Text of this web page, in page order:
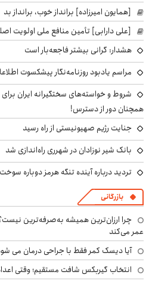
[همایون امیرزاده] برانداز خوب، برانداز بد
[علی دارابی] تأمین منافع ملی اولویت
هشدار: گرانی بیشتر فاجعه‌بار است
مراسم یادبود روزنامه‌نگار پیشکسوت
شروط و خواسته‌های سختگیرانه ایران برای
همچنان دور از دسترس!
جنایت رژیم صهیونیستی از راه رسید
بانک شیر نوزادان در شهرری راه‌اندازی شد
تردید درباره آینده تنگه هرمز دوباره
بازرگانی
چرا ارزان‌ترین همیشه به‌صرفه‌ترین
عمر می‌کند
آیا دیسک کمر فقط با جراحی درمان می
انتخاب گیربکس شافت مستقیم؛ وقتی